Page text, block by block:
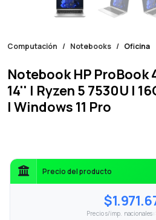
Computación Notebooks Oficina
Notebook HP ProBook
14'' | Ryzen 5 7530U |
| Windows 11 Pro
Precio del producto
Precio s/imp. nacionales: